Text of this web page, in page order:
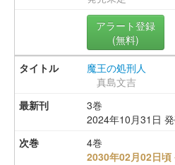
アラート登録
(無料)
魔王の処刑人
真島文吉
3巻
2024年10月31日
4巻
2030年02月02日頃